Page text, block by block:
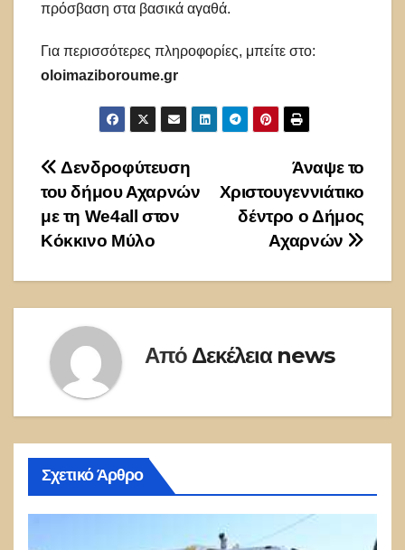
πρόσβαση στα βασικά αγαθά.
Για περισσότερες πληροφορίες, μπείτε στο:
oloimaziboroume.gr
Πλοήγηση
άρθρων
Άναψε το
Χριστουγεννιάτικο
δέντρο ο Δήμος
Αχαρνών
Δενδροφύτευση
του δήμου Αχαρνών
με τη We4all στον
Κόκκινο Μύλο
Από Δεκέλεια news
Σχετικό Άρθρο